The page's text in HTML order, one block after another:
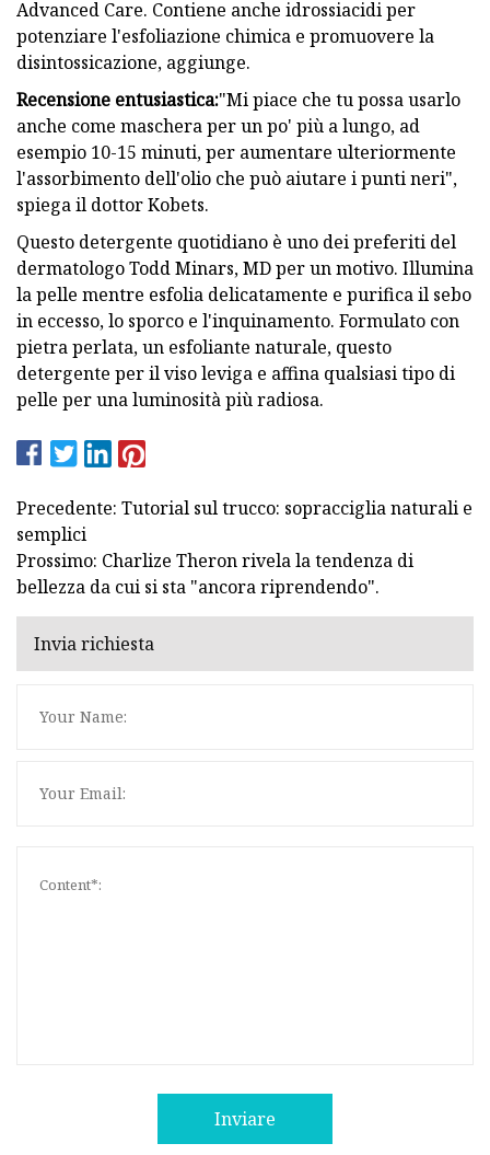
Advanced Care. Contiene anche idrossiacidi per
potenziare l'esfoliazione chimica e promuovere la
disintossicazione, aggiunge.
Recensione entusiastica:"Mi piace che tu possa usarlo
anche come maschera per un po' più a lungo, ad
esempio 10-15 minuti, per aumentare ulteriormente
l'assorbimento dell'olio che può aiutare i punti neri",
spiega il dottor Kobets.
Questo detergente quotidiano è uno dei preferiti del
dermatologo Todd Minars, MD per un motivo. Illumina
la pelle mentre esfolia delicatamente e purifica il sebo
in eccesso, lo sporco e l'inquinamento. Formulato con
pietra perlata, un esfoliante naturale, questo
detergente per il viso leviga e affina qualsiasi tipo di
pelle per una luminosità più radiosa.
Precedente: Tutorial sul trucco: sopracciglia naturali e
semplici
Prossimo: Charlize Theron rivela la tendenza di
bellezza da cui si sta "ancora riprendendo".
Invia richiesta
Inviare